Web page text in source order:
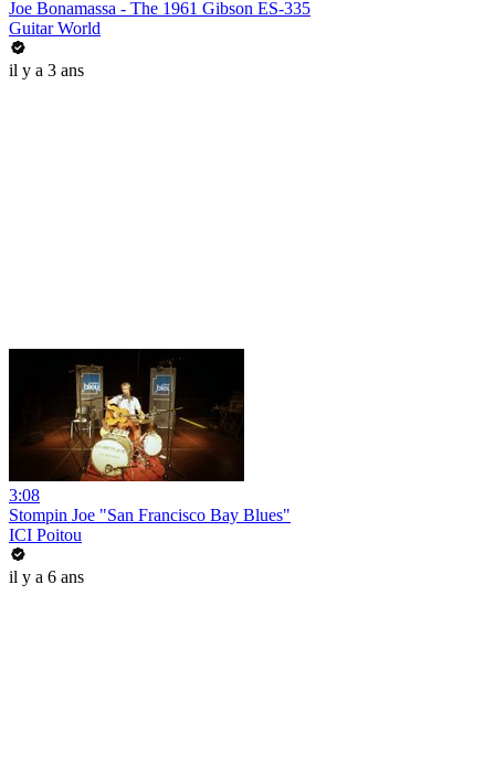
Joe Bonamassa - The 1961 Gibson ES-335
Guitar World
il y a 3 ans
3:08
Stompin Joe "San Francisco Bay Blues"
ICI Poitou
il y a 6 ans